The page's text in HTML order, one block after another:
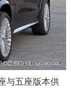
与五座版本供